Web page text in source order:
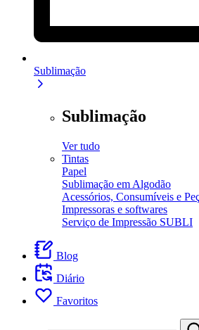
Sublimação
Sublimação
Ver tudo
Tintas
Papel
Sublimação em Algodão
Acessórios, Consumíveis e
Impressoras e softwares
Serviço de Impressão SUBLI
Blog
Diário
Favoritos